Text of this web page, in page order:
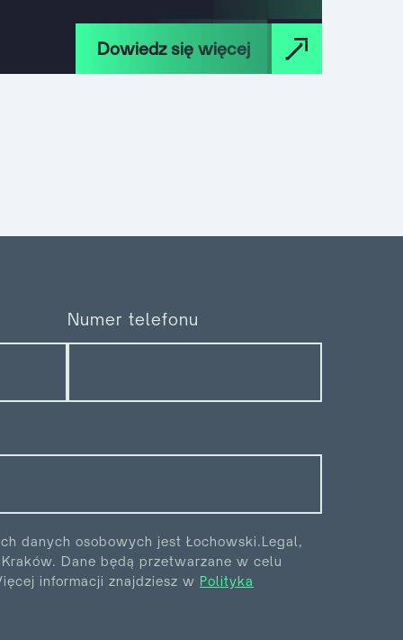
Dowiedz się więcej
Numer telefonu
danych osobowych jest Łochowski.Legal,
Dane będą przetwarzane w celu
informacji znajdziesz w Polityka